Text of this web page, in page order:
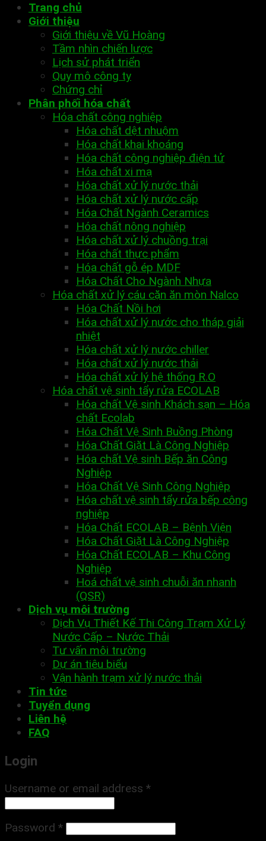
Trang chủ
Giới thiệu
Giới thiệu về Vũ Hoàng
Tầm nhìn chiến lược
Lịch sử phát triển
Quy mô công ty
Chứng chỉ
Phân phối hóa chất
Hóa chất công nghiệp
Hóa chất dệt nhuộm
Hóa chất khai khoáng
Hóa chất công nghiệp điện tử
Hóa chất xi mạ
Hóa chất xử lý nước thải
Hóa chất xử lý nước cấp
Hóa Chất Ngành Ceramics
Hóa chất nông nghiệp
Hóa chất xử lý chuồng trại
Hóa chất thực phẩm
Hóa chất gỗ ép MDF
Hóa Chất Cho Ngành Nhựa
Hóa chất xử lý cáu cặn ăn mòn Nalco
Hóa Chất Nồi hơi
Hóa chất xử lý nước cho tháp giải
nhiệt
Hóa chất xử lý nước chiller
Hóa chất xử lý nước thải
Hóa chất xử lý hệ thống R.O
Hóa chất vệ sinh tẩy rửa ECOLAB
Hóa chất Vệ sinh Khách sạn – Hóa
chất Ecolab
Hóa Chất Vệ Sinh Buồng Phòng
Hóa Chất Giặt Là Công Nghiệp
Hóa chất Vệ sinh Bếp ăn Công
Nghiệp
Hóa Chất Vệ Sinh Công Nghiệp
Hóa chất vệ sinh tẩy rửa bếp công
nghiệp
Hóa Chất ECOLAB – Bệnh Viện
Hóa Chất Giặt Là Công Nghiệp
Hóa Chất ECOLAB – Khu Công
Nghiệp
Hoá chất vệ sinh chuỗi ăn nhanh
(QSR)
Dịch vụ môi trường
Dịch Vụ Thiết Kế Thi Công Trạm Xử Lý
Nước Cấp – Nước Thải
Tư vấn môi trường
Dự án tiêu biểu
Vận hành trạm xử lý nước thải
Tin tức
Tuyển dụng
Liên hệ
FAQ
Login
Username or email address *
Password *